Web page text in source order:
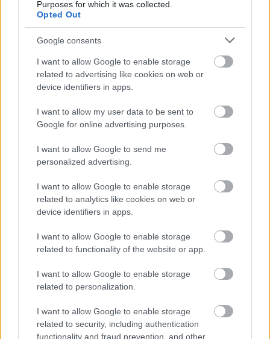
Purposes for which it was collected.
Opted Out
Google consents
I want to allow Google to enable storage
related to advertising like cookies on web or
device identifiers in apps.
I want to allow my user data to be sent to
Google for online advertising purposes.
I want to allow Google to send me
personalized advertising.
I want to allow Google to enable storage
related to analytics like cookies on web or
device identifiers in apps.
I want to allow Google to enable storage
related to functionality of the website or app.
I want to allow Google to enable storage
related to personalization.
I want to allow Google to enable storage
related to security, including authentication
functionality and fraud prevention, and other
Ezt kell tudni a Broadwellről
A vártnál is laposabb lehet az új
MacBook
Macworld| 2014.09.23 14:05
Broadwelles processzorral jön a
Lenovo Yoga 3 Pro
Jövő év közepén érkezhet a
szuperlapos MacBook
processzorok
Hardver| 2014.09.11 10:07
Befutottak az Intel Core M
processzorai
Chromebookokba is jöhet az új